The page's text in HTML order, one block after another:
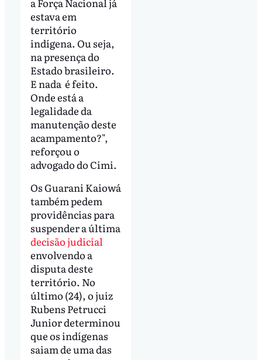
estava em
território
indígena. Ou seja,
na presença do
Estado brasileiro.
E nada é feito.
Onde está a
legalidade da
manutenção deste
acampamento?",
reforçou o
advogado do Cimi.
Os Guarani Kaiowá
também pedem
providências para
suspender a última
decisão judicial
envolvendo a
disputa deste
território. No
último (24), o juiz
Rubens Petrucci
Junior determinou
que os indígenas
saiam de uma das